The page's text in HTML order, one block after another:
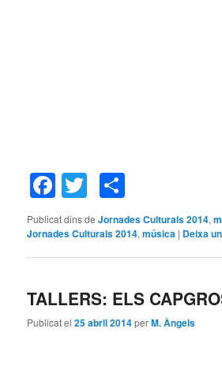
Facebook
Twitter
Publicat dins de Jornades Culturals 2014,
Jornades Culturals 2014,música | Deixa
TALLERS: ELS
Publicat el25 abril 2014perM. Àngels